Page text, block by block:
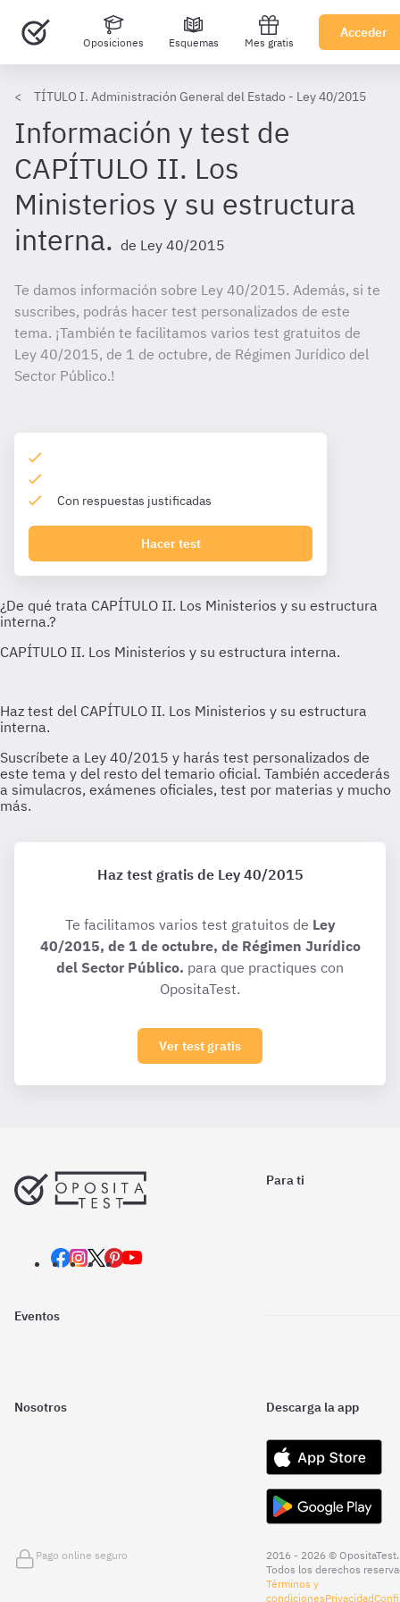
Oposiciones Esquemas Mes gratis
Acceder
TÍTULO I. Administración General del Estado - Ley 40/2015
Información y test de
CAPÍTULO II. Los
Ministerios y su estructura
interna. de Ley 40/2015
Te damos información sobre Ley 40/2015. Además, si te
suscribes, podrás hacer test personalizados de este
tema. ¡También te facilitamos varios test gratuitos de
Ley 40/2015, de 1 de octubre, de Régimen Jurídico del
Sector Público.!
Con respuestas justificadas
Hacer test
Haz test gratis de Ley 40/2015
Te facilitamos varios test gratuitos de Ley
40/2015, de 1 de octubre, de Régimen Jurídico
del Sector Público. para que practiques con
OpositaTest.
Ver test gratis
Para ti
Eventos
Nosotros Descarga la app
Pago online seguro
2016 - 2026 © OpositaTest.
Todos los derechos
Términos y
condicionesPrivacidad